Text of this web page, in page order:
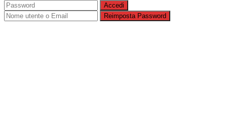
Accedi
Reimposta Password